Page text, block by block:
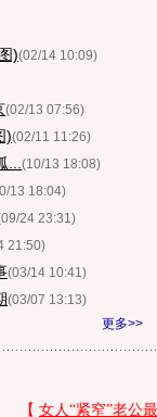
)(02/14 10:09)
(02/13 07:56)
)(02/11 11:26)
(10/13 18:08)
13 18:04)
24 23:31)
21:50)
(03/14 10:41)
(03/07 13:13)
更多>>